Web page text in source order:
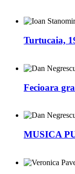
Turtucaia,
Fecioara
MUSICA